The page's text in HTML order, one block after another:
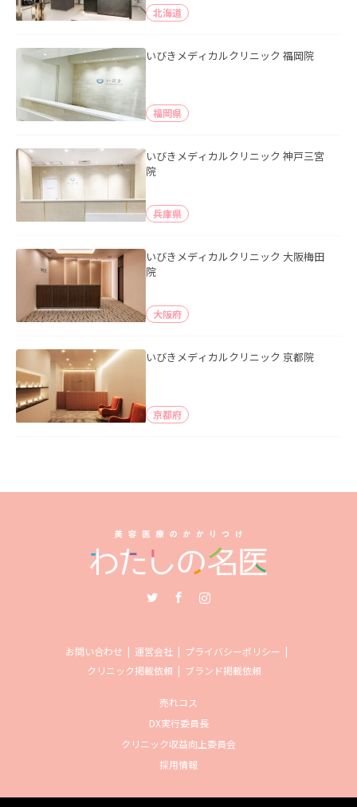
北海道
いびきメディカルクリニック 福岡院
福岡県
いびきメディカルクリニック 神戸三宮
院
兵庫県
いびきメディカルクリニック 大阪梅田
院
大阪府
いびきメディカルクリニック 京都院
京都府
お問い合わせ 運営会社
プライバシーポリシー
クリニック掲載依頼
ブランド掲載依頼
売れコス
DX実行委員長
クリニック収益向上委員会
採用情報